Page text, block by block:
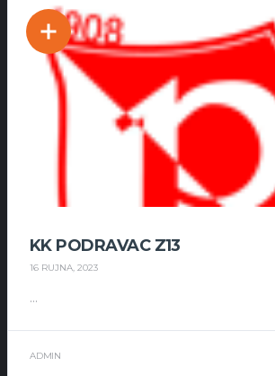
KK PODRAVAC Z13
16 RUJNA, 2023
...
ADMIN